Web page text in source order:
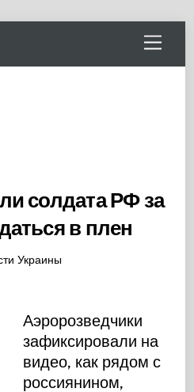
Menu
солдата РФ за
в плен
Украины
Аэророзведчики
зафиксировали на
видео, как рядом с
россиянином,